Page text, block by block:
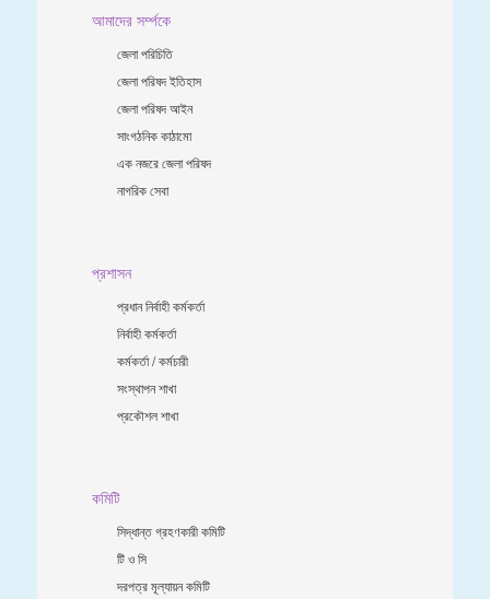
আমাদের সর্ম্পকে
জেলা পরিচিতি
জেলা পরিষদ ইতিহাস
জেলা পরিষদ আইন
সাংগঠনিক কাঠামো
এক নজরে জেলা পরিষদ
নাগরিক সেবা
প্রশাসন
প্রধান নির্বাহী কর্মকর্তা
নির্বাহী কর্মকর্তা
কর্মকর্তা / কর্মচারী
সংস্থাপন শাখা
প্রকৌশল শাখা
কমিটি
সিদ্ধান্ত গ্রহণকারী কমিটি
টি ও সি
দরপত্র মূল্যায়ন কমিটি